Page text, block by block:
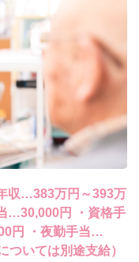
収…383万円～393万
…30,000円 ・資格手
円 ・夜勤手当…
ついては別途支給）